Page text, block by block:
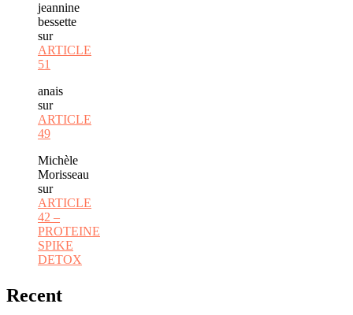
jeannine
bessette
sur
ARTICLE
51
anais
sur
ARTICLE
49
Michèle
Morisseau
sur
ARTICLE
42 –
PROTEINE
SPIKE
DETOX
Recent